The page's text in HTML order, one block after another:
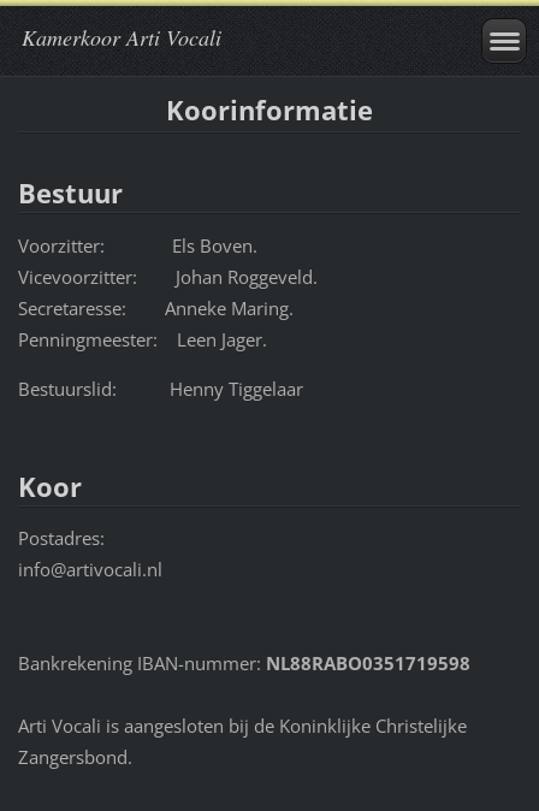
Kamerkoor Arti Vocali
Koorinformatie
Bestuur
Voorzitter: Els Boven.
Vicevoorzitter: Johan Roggeveld.
Secretaresse: Anneke Maring.
Penningmeester: Leen Jager.
Bestuurslid: Henny Tiggelaar
Koor
Postadres:
info@artivocali.nl
Bankrekening IBAN-nummer: NL88RABO0351719598
Arti Vocali is aangesloten bij de Koninklijke Christelijke
Zangersbond.